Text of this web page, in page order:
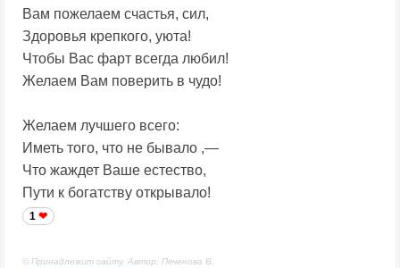
Вам пожелаем счастья, сил,
Здоровья крепкого, уюта!
Чтобы Вас фарт всегда любил!
Желаем Вам поверить в чудо!
Желаем лучшего всего:
Иметь того, что не бывало ,—
Что жаждет Ваше естество,
Пути к богатству открывало!
1
© Принадлежит сайту. Автор: Печенова В.